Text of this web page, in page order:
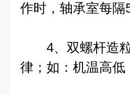
作时，轴承室每
4、双螺杆造粒
律；如：机温高